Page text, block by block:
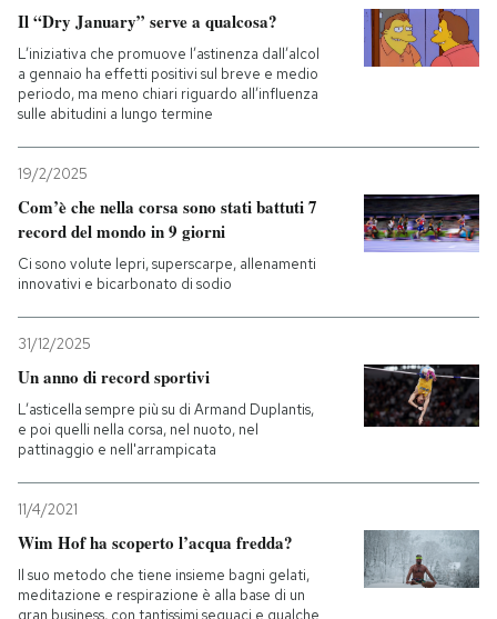
Il “Dry January” serve a qualcosa?
L’iniziativa che promuove l’astinenza dall’alcol
a gennaio ha effetti positivi sul breve e medio
periodo, ma meno chiari riguardo all’influenza
sulle abitudini a lungo termine
19/2/2025
Com’è che nella corsa sono stati battuti 7
record del mondo in 9 giorni
Ci sono volute lepri, superscarpe, allenamenti
innovativi e bicarbonato di sodio
31/12/2025
Un anno di record sportivi
L’asticella sempre più su di Armand Duplantis,
e poi quelli nella corsa, nel nuoto, nel
pattinaggio e nell'arrampicata
11/4/2021
Wim Hof ha scoperto l’acqua fredda?
Il suo metodo che tiene insieme bagni gelati,
meditazione e respirazione è alla base di un